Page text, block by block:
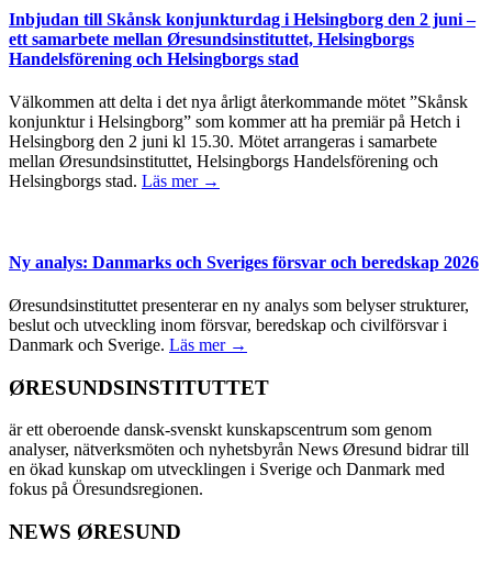
Inbjudan till Skånsk konjunkturdag i Helsingborg den 2 juni –
ett samarbete mellan Øresundsinstituttet, Helsingborgs
Handelsförening och Helsingborgs stad
Välkommen att delta i det nya årligt återkommande mötet ”Skånsk
konjunktur i Helsingborg” som kommer att ha premiär på Hetch i
Helsingborg den 2 juni kl 15.30. Mötet arrangeras i samarbete
mellan Øresundsinstituttet, Helsingborgs Handelsförening och
Helsingborgs stad. Läs mer →
Ny analys: Danmarks och Sveriges försvar och beredskap 2026
Øresundsinstituttet presenterar en ny analys som belyser strukturer,
beslut och utveckling inom försvar, beredskap och civilförsvar i
Danmark och Sverige. Läs mer →
ØRESUNDSINSTITUTTET
är ett oberoende dansk-svenskt kunskapscentrum som genom
analyser, nätverksmöten och nyhetsbyrån News Øresund bidrar till
en ökad kunskap om utvecklingen i Sverige och Danmark med
fokus på Öresundsregionen.
NEWS ØRESUND